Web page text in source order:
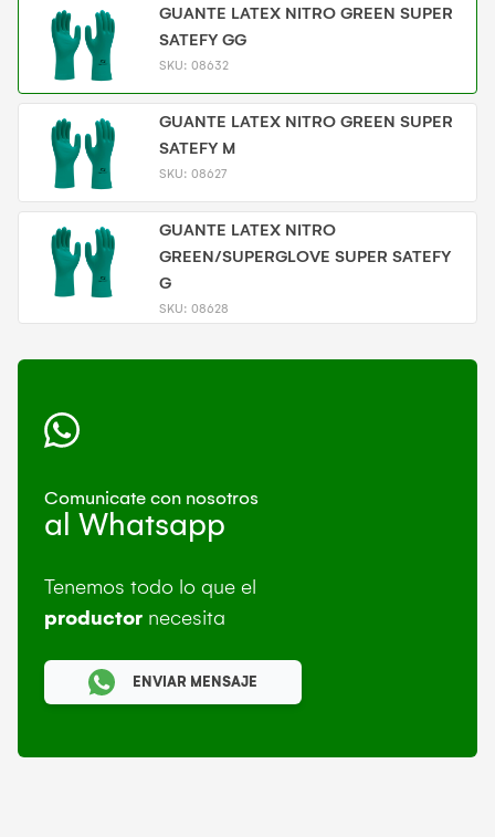
GUANTE LATEX NITRO GREEN SUPER
SATEFY GG
SKU: 08632
GUANTE LATEX NITRO GREEN SUPER
SATEFY M
SKU: 08627
GUANTE LATEX NITRO
GREEN/SUPERGLOVE SUPER SATEFY
G
SKU: 08628
Comunicate con nosotros
al Whatsapp
Tenemos todo lo que el
productor necesita
ENVIAR MENSAJE